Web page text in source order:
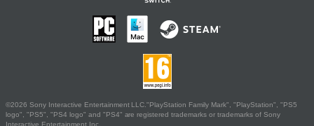
©2026 Sony Interactive Entertainment LLC."PlayStation Family Mark", "PlayStation", "PS5
logo", "PS5", "PS4 logo" and "PS4" are registered trademarks or trademarks of Sony
Interactive Entertainment Inc.